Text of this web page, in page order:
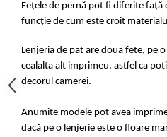
Fețele de pernă pot fi diferite față
funcție de cum este croit
Lenjeria de pat are doua fete, pe
cealalta alt imprimeu, astfel ca
decorul camerei.
Anumite modele pot avea
dacă pe o lenjerie este o floare